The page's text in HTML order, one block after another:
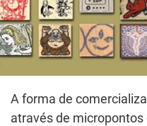
A forma de
através de micropontos